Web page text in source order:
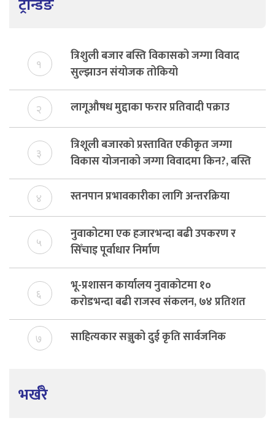
ट्रेन्डिङ
१
त्रिशुली बजार बस्ति विकासको जग्गा विवाद
सुल्झाउन संयोजक तोकियो
२ लागूऔषध मुद्दाका फरार प्रतिवादी पक्राउ
३
त्रिशूली बजारको प्रस्तावित एकीकृत जग्गा
विकास योजनाको जग्गा विवादमा किन?, बस्ति
विकास दर्ता नभए समिति विघटन हुने
४ स्तनपान प्रभावकारीका लागि अन्तरक्रिया
५
नुवाकोटमा एक हजारभन्दा बढी उपकरण र
सिँचाइ पूर्वाधार निर्माण
६
भू-प्रशासन कार्यालय नुवाकोटमा १०
करोडभन्दा बढी राजस्व संकलन, ७४ प्रतिशत
बेरुजु फर्छयौट
७ साहित्यकार सञ्जुको दुई कृति सार्वजनिक
भर्खरै